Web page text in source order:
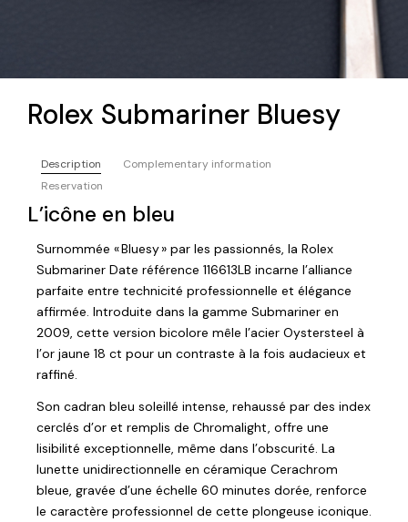
Rolex Submariner Bluesy
Description
Complementary information
Reservation
L’icône en bleu
Surnommée « Bluesy » par les passionnés, la Rolex
Submariner Date référence 116613LB incarne l’alliance
parfaite entre technicité professionnelle et élégance
affirmée. Introduite dans la gamme Submariner en
2009, cette version bicolore mêle l’acier Oystersteel à
l’or jaune 18 ct pour un contraste à la fois audacieux et
raffiné.
Son cadran bleu soleillé intense, rehaussé par des index
cerclés d’or et remplis de Chromalight, offre une
lisibilité exceptionnelle, même dans l’obscurité. La
lunette unidirectionnelle en céramique Cerachrom
bleue, gravée d’une échelle 60 minutes dorée, renforce
le caractère professionnel de cette plongeuse iconique.